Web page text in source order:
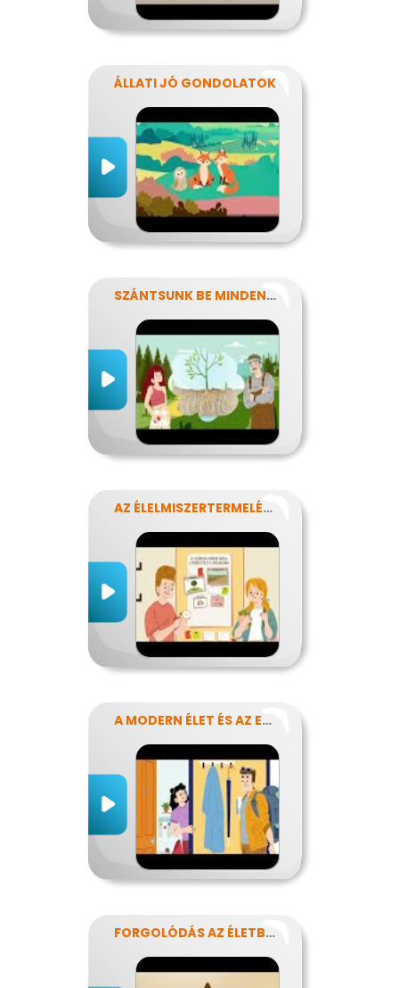
ÁLLATI JÓ GONDOLATOK
SZÁNTSUNK BE MINDENT? FENNTARTHATÓ GAZDÁLKODÁS.
AZ ÉLELMISZERTERMELÉS HATÁSA
A MODERN ÉLET ÉS AZ ENERGIA
FORGOLÓDÁS AZ ÉLETBEN